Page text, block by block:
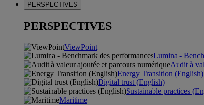
PERSPECTIVES
PERSPECTIVES
ViewPoint
Lumina -
Audit à
Energy Transition (English)
Digital trust (English)
Sustainable practices
Maritime